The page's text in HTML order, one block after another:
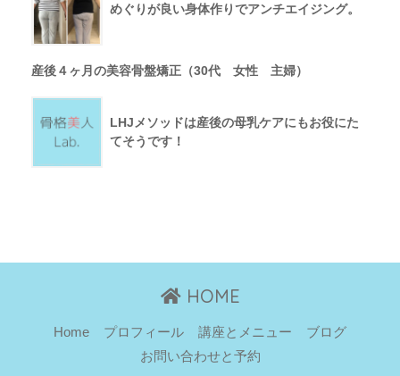
めぐりが良い身体作りでアンチエイジング。
産後４ヶ月の美容骨盤矯正（30代 女性 主婦）
LHJメソッドは産後の母乳ケアにもお役にた
てそうです！
HOME
Home プロフィール 講座とメニュー
ブログ
お問い合わせと予約